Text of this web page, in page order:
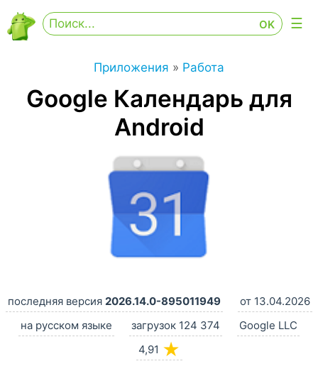
Приложения » Работа
Google Календарь для
Android
последняя версия 2026.14.0-895011949
от 13.04.2026
на русском языке
загрузок 124 374
Google LLC
4,91 ★